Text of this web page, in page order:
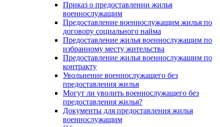
Приказ о предоставлении жилья
военнослужащим
Предоставление военнослужащим жилья по
договору социального найма
Предоставление жилья военнослужащим по
избранному месту жительства
Предоставление жилья военнослужащим по
контракту
Увольнение военнослужащего без
предоставления жилья
Могут ли уволить военнослужащего без
предоставления жилья?
Документы для предоставления жилья
военнослужащим